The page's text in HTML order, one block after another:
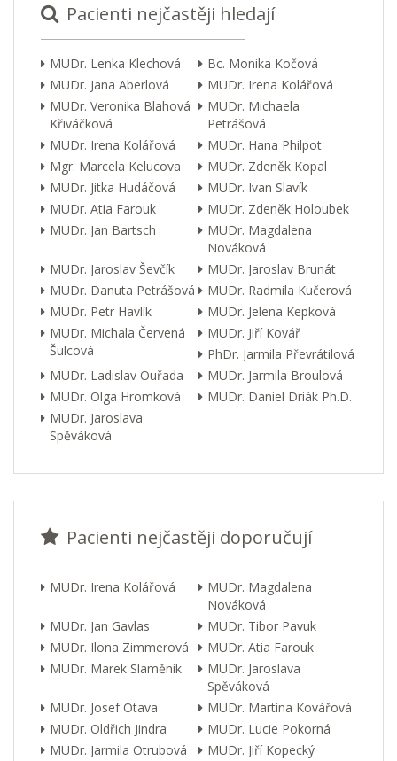
Pacienti nejčastěji hledají
MUDr. Lenka Klechová
Bc. Monika Kočová
MUDr. Jana Aberlová
MUDr. Irena Kolářová
MUDr. Veronika Blahová
Křiváčková
MUDr. Michaela
Petrášová
MUDr. Irena Kolářová
MUDr. Hana Philpot
Mgr. Marcela Kelucova
MUDr. Zdeněk Kopal
MUDr. Jitka Hudáčová
MUDr. Ivan Slavík
MUDr. Atia Farouk
MUDr. Zdeněk Holoubek
MUDr. Jan Bartsch
MUDr. Magdalena
Nováková
MUDr. Jaroslav Ševčík
MUDr. Jaroslav Brunát
MUDr. Danuta Petrášová
MUDr. Radmila Kučerová
MUDr. Petr Havlík
MUDr. Jelena Kepková
MUDr. Michala Červená
Šulcová
MUDr. Jiří Kovář
PhDr. Jarmila Převrátilová
MUDr. Ladislav Ouřada
MUDr. Jarmila Broulová
MUDr. Olga Hromková
MUDr. Daniel Driák Ph.D.
MUDr. Jaroslava
Spěváková
Pacienti nejčastěji doporučují
MUDr. Irena Kolářová
MUDr. Magdalena
Nováková
MUDr. Jan Gavlas
MUDr. Tibor Pavuk
MUDr. Ilona Zimmerová
MUDr. Atia Farouk
MUDr. Marek Slaměník
MUDr. Jaroslava
Spěváková
MUDr. Josef Otava
MUDr. Martina Kovářová
MUDr. Oldřich Jindra
MUDr. Lucie Pokorná
MUDr. Jarmila Otrubová
MUDr. Jiří Kopecký